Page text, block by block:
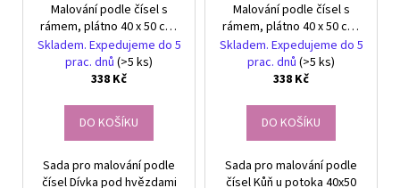
Malování podle čísel s
rámem, plátno 40 x 50 cm,
Dívka pod hvězdami
Skladem. Expedujeme do 5
prac. dnů (>5 ks)
338 Kč
DO KOŠÍKU
Sada pro malování podle
čísel Dívka pod hvězdami
Malování podle čísel s
rámem, plátno 40 x 50 cm,
Kůň u potoka
Skladem. Expedujeme do 5
prac. dnů (>5 ks)
338 Kč
DO KOŠÍKU
Sada pro malování podle
čísel Kůň u potoka 40x50